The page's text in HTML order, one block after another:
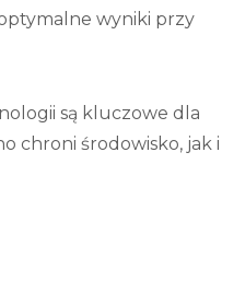
wyniki przy
są kluczowe dla
chroni środowisko, jak i